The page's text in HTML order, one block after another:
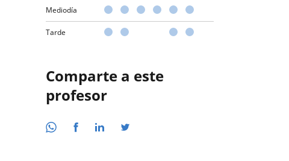
Mediodía
Tarde
Comparte a este
profesor